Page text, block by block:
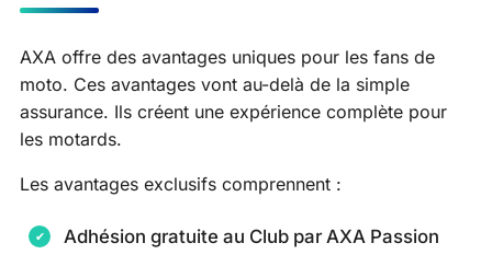
AXA offre des avantages uniques pour les fans de
moto. Ces avantages vont au-delà de la simple
assurance. Ils créent une expérience complète pour
les motards.
Les avantages exclusifs comprennent :
Adhésion gratuite au Club par AXA Passion